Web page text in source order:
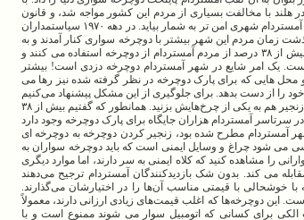
هلند با مخالفت بسیاری از مردم این کشور مواجه شد، و قانون
گذاران هلندی تصمیم گرفتند با مردم بیشتر کنار بیایند و نقشه‌ های اولیه خود را رها کنند تا آمستردام شهری امن‌ تر به شمار بیاید. در دهه ۱۹۷۰ سیاستمداران
زمان مردم این شهر بیشتر با دوچرخه سواری کنار آمدند و به
مسئولان شهری اجازه ی توسعه بیشتر مسیرهای دوچرخه سواری را دادند. در حال حاضر بیش از ۳۸ درصد از مردم آمستردام از دوچرخه استفاده می کنند و
یک امر شایع در شهر آمستردام دوچرخه دزدی است! بیشتر
محل هایی که برای پارک دوچرخه در نظر گرفته شده نیز رها می
را از دست بدهد. برای جلوگیری از این مشکل پیشنهاد می‌کنیم
همیشه دوچرخه خود را قفل زده و آن را به چیز محکمی وصل کنید و برای امنیت بیشتر یک زنجیر هم به یکی از چرخ‌هایش بزنید. همانطور که گفتیم بیش از ۳۸
آمستردام هزاران جایگاه برای پارک دوچرخه وجود دارد
آمستردام مطرح شده بود، زنجیر کردن دوچرخه به دوچرخه ای
می شود چراغ و وسایل ایمنی است که باید دوچرخه سواران به
را مشاهده کنید که کلاه ایمنی به سر دارند، اما موارد دیگری
می کند. بدون شک بازدیدکنندگان آمستردام ترجیح می‌دهند
خوشحالی با قیمتی مناسب آن‌ها را در اختیارشان می‌گذارند.
این دوچرخه‌ها که اغلب قیمت‌های زیادی ارزانی دارند، معمولاً
برای کسانی که اتومبیل سوار می شوند ممنوع است و با